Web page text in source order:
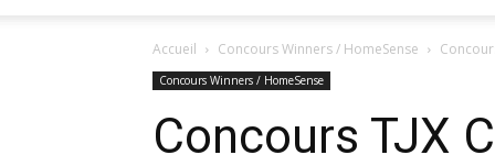
Accueil Concours Winners / HomeSense
Concours Winners / HomeSense
Concours TJX